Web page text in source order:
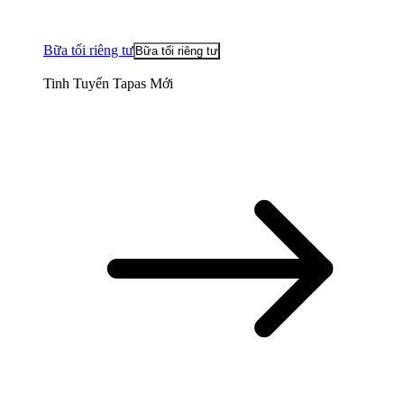
Bữa tối riêng tư Bữa tối riêng tư
Tinh Tuyển Tapas Mới